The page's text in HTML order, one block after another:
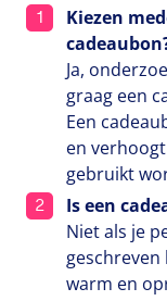
Kiezen
Ja,
graag een
Een
en
gebruikt
Is een
Niet als je
warm en